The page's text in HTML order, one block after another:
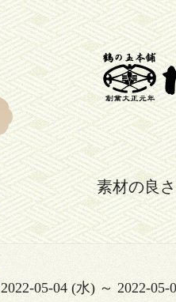
素材の良
2022-05-04 (水) ～ 2022-05-